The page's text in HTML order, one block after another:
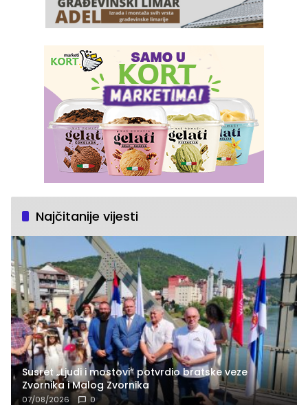
Najčitanije vijesti
Susret „Ljudi i mostovi“ potvrdio bratske veze
Zvornika i Malog Zvornika
07/08/2026 0